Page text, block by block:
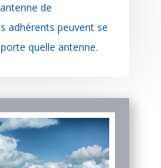
de
adhérents peuvent se
quelle antenne.